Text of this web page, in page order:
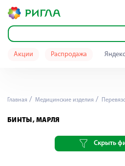
Акции Распродажа
Главная Медицинские изделия
БИНТЫ, МАРЛЯ
Скрыть